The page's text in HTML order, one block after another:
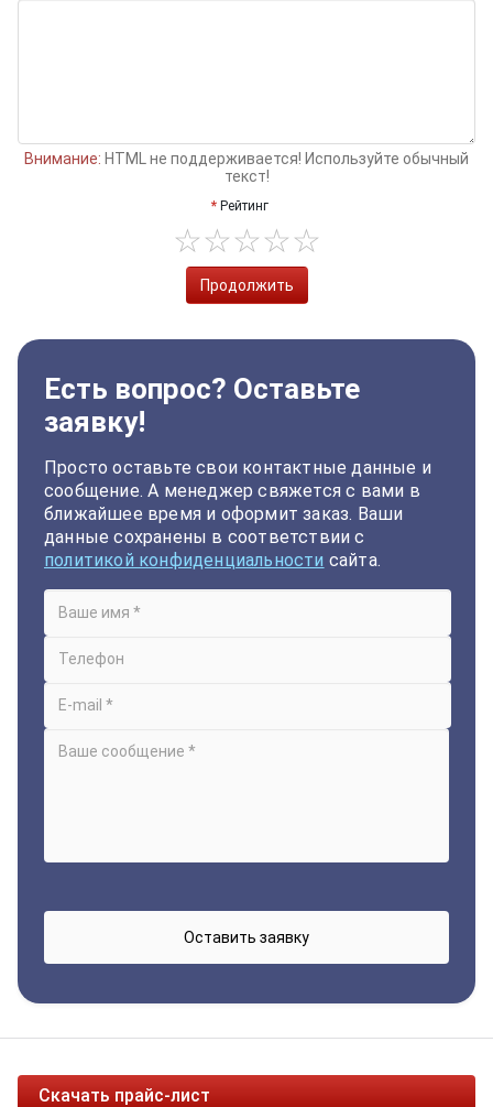
Внимание: HTML не поддерживается! Используйте обычный
текст!
Рейтинг
Продолжить
Есть вопрос? Оставьте
заявку!
Просто оставьте свои контактные данные и
сообщение. А менеджер свяжется с вами в
ближайшее время и оформит заказ. Ваши
данные сохранены в соответствии с
политикой конфиденциальности сайта.
Скачать прайс-лист